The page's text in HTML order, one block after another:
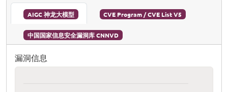
AIGC 神龙大模型 CVE Program / CVE List V5
中国国家信息安全漏洞库 CNNVD
漏洞信息